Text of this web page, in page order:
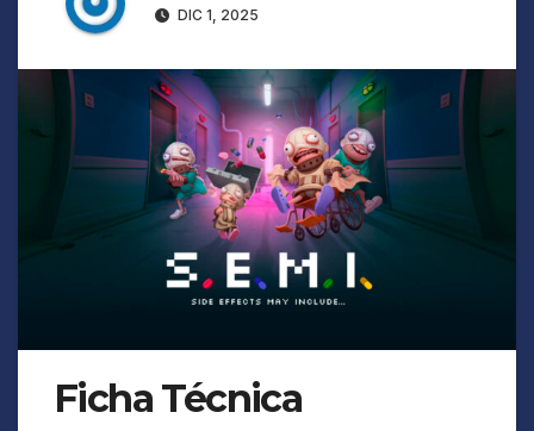
DIC 1, 2025
Ficha Técnica